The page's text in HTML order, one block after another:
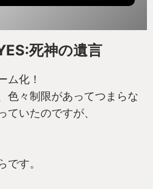
死神の遺言
ム化！
色々制限があってつまらな
ていたのですが、
です。